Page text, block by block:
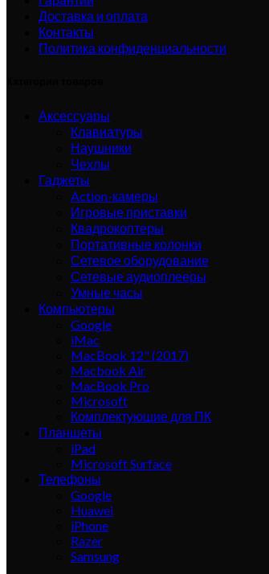
Доставка и оплата
Контакты
Политика конфиденциальности
Аксессуары
Клавиатуры
Наушники
Чехлы
Гаджеты
Action-камеры
Игровые приставки
Квадрокоптеры
Портативные колонки
Сетевое оборудование
Сетевые аудиоплееры
Умные часы
Компьютеры
Google
iMac
MacBook 12" (2017)
Macbook Air
MacBook Pro
Microsoft
Комплектующие для ПК
Планшеты
iPad
Microsoft Surface
Телефоны
Google
Huawei
iPhone
Razer
Samsung